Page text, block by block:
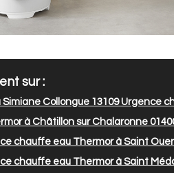
sur :
Collongue 13109Urgence
à Châtillon sur Chalaronne
chauffe eau Thermor à Saint
chauffe eau Thermor à Saint